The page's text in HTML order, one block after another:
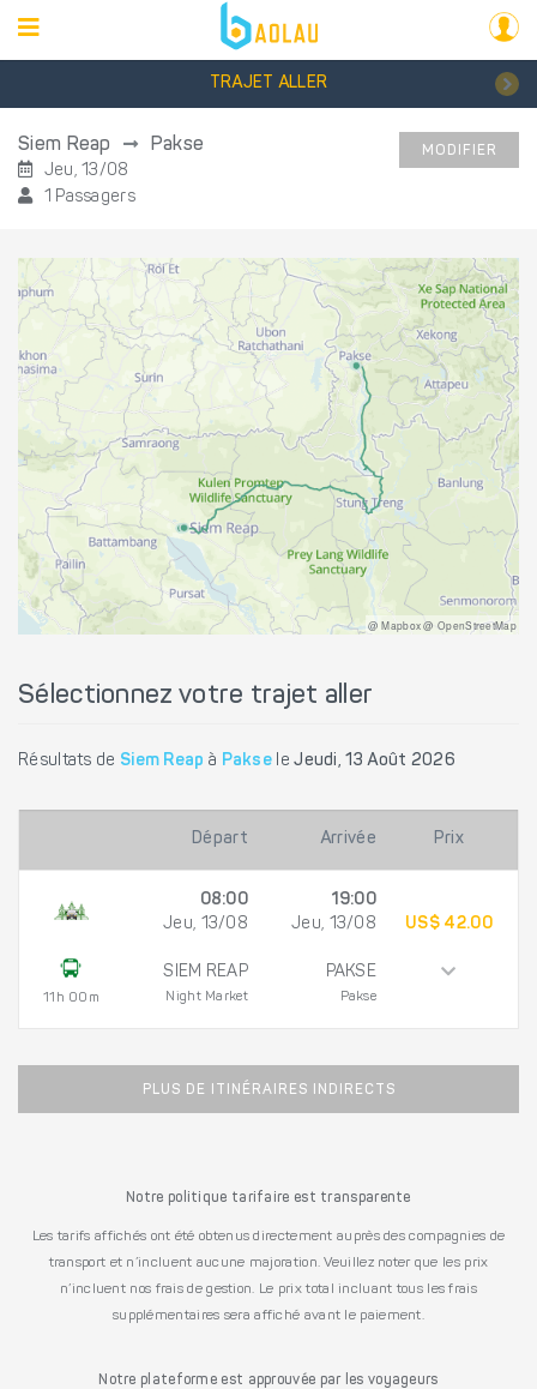
TRAJET ALLER
Siem Reap Pakse
Jeu, 13/08
1 Passagers
MODIFIER
@ Mapbox @ OpenStreetMap
Sélectionnez votre trajet aller
Résultats de Siem Reap à Pakse leJeudi, 13 Août 2026
Départ Arrivée Prix
11h 00m
08:00
Jeu, 13/08
SIEM REAP
Night Market
19:00
Jeu, 13/08
PAKSE
Pakse
US$ 42.00
PLUS DE ITINÉRAIRES INDIRECTS
Notre politique tarifaire est transparente
Les tarifs affichés ont été obtenus directement auprès des compagnies de
transport et n’incluent aucune majoration. Veuillez noter que les prix
n’incluent nos frais de gestion. Le prix total incluant tous les frais
supplémentaires sera affiché avant le paiement.
Notre plateforme est approuvée par les voyageurs